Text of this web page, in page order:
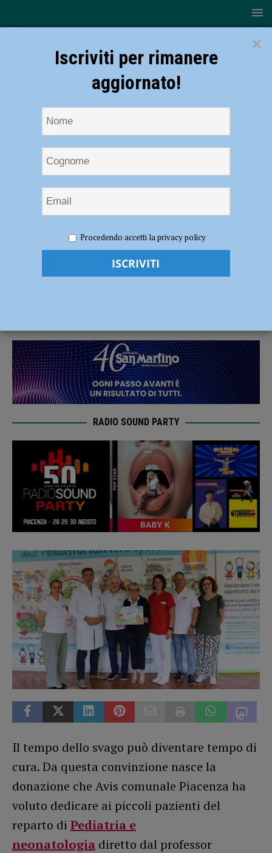
neonatologia arriva la Biblioteca dei piccoli mondi
In Pediatria e neonatologia arriva la
RADIO SOUND PARTY
Il tempo dello svago può diventare tempo di
cura. Da questa convinzione nasce la
donazione che Avis comunale Piacenza ha
voluto dedicare ai piccoli pazienti del
reparto di Pediatria e
neonatologia diretto dal professor
×
Iscriviti per rimanere
aggiornato!
Procedendo accetti la privacy policy